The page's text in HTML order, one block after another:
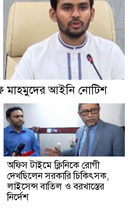
মাহমুদের আইনি নোটিশ
অফিস টাইমে ক্লিনিকে রোগী
দেখছিলেন সরকারি চিকিৎসক,
লাইসেন্স বাতিল ও বরখাস্তের
নির্দেশ